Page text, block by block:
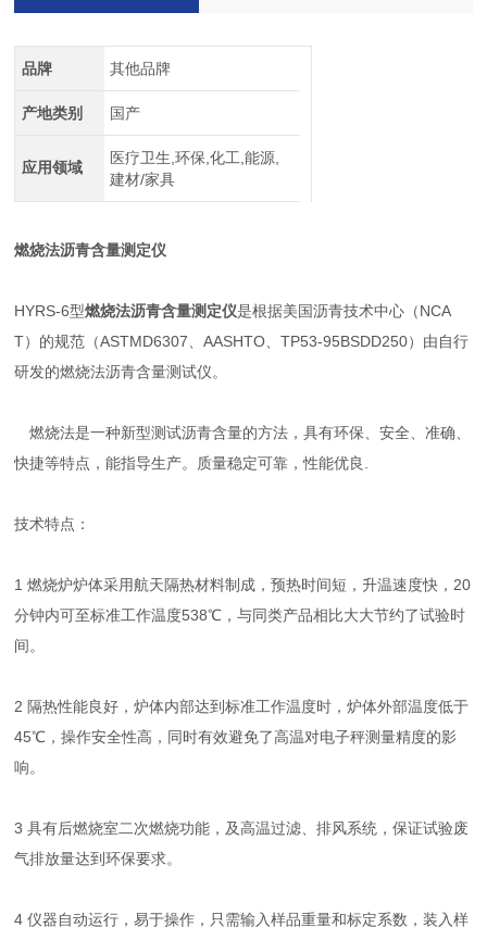
品牌 其他品牌
产地类别 国产
应用领域
医疗卫生,环保,化工,能源,
建材/家具
燃烧法沥青含量测定仪
HYRS-6型燃烧法沥青含量测定仪是根据美国沥青技术中心（NCA
T）的规范（ASTMD6307、AASHTO、TP53-95BSDD250）由自行
研发的燃烧法沥青含量测试仪。
燃烧法是一种新型测试沥青含量的方法，具有环保、安全、准确、
快捷等特点，能指导生产。质量稳定可靠，性能优良.
技术特点：
1 燃烧炉炉体采用航天隔热材料制成，预热时间短，升温速度快，20
分钟内可至标准工作温度538℃，与同类产品相比大大节约了试验时
间。
2 隔热性能良好，炉体内部达到标准工作温度时，炉体外部温度低于
45℃，操作安全性高，同时有效避免了高温对电子秤测量精度的影
响。
3 具有后燃烧室二次燃烧功能，及高温过滤、排风系统，保证试验废
气排放量达到环保要求。
4 仪器自动运行，易于操作，只需输入样品重量和标定系数，装入样